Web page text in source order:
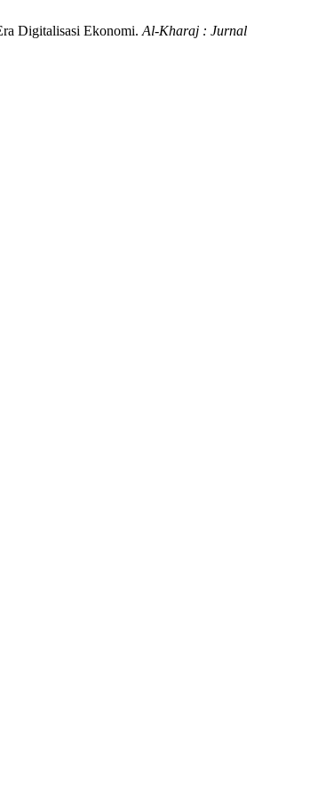
Digitalisasi Ekonomi. Al-Kharaj : Jurnal